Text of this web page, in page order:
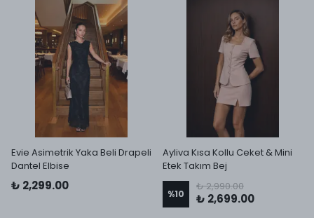
Evie Asimetrik Yaka Beli Drapeli
Dantel Elbise
₺ 2,299.00
Ayliva Kısa Kollu Ceket & Mini
Etek Takım Bej
%10
₺ 2,990.00
₺ 2,699.00